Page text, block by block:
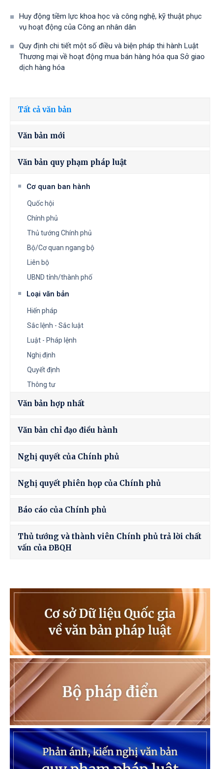
Huy động tiềm lực khoa học và công nghệ, kỹ thuật phục
vụ hoạt động của Công an nhân dân
Quy định chi tiết một số điều và biện pháp thi hành Luật
Thương mại về hoạt động mua bán hàng hóa qua Sở giao
dịch hàng hóa
Tất cả văn bản
Văn bản mới
Văn bản quy phạm pháp luật
Cơ quan ban hành
Quốc hội
Chính phủ
Thủ tướng Chính phủ
Bộ/Cơ quan ngang bộ
Liên bộ
UBND tỉnh/thành phố
Loại văn bản
Hiến pháp
Sắc lệnh - Sắc luật
Luật - Pháp lệnh
Nghị định
Quyết định
Thông tư
Văn bản hợp nhất
Văn bản chỉ đạo điều hành
Nghị quyết của Chính phủ
Nghị quyết phiên họp của Chính phủ
Báo cáo của Chính phủ
Thủ tướng và thành viên Chính phủ trả lời chất
vấn của ĐBQH